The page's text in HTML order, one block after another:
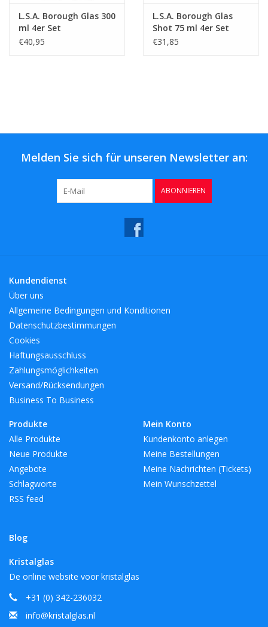
L.S.A. Borough Glas 300
ml 4er Set
€40,95
L.S.A. Borough Glas
Shot 75 ml 4er Set
€31,85
Melden Sie sich für unseren Newsletter an:
ABONNIEREN
Kundendienst
Über uns
Allgemeine Bedingungen und Konditionen
Datenschutzbestimmungen
Cookies
Haftungsausschluss
Zahlungsmöglichkeiten
Versand/Rücksendungen
Business To Business
Produkte
Alle Produkte
Neue Produkte
Angebote
Schlagworte
RSS feed
Blog
Mein Konto
Kundenkonto anlegen
Meine Bestellungen
Meine Nachrichten (Tickets)
Mein Wunschzettel
Kristalglas
De online website voor kristalglas
+31 (0) 342-236032
info@kristalglas.nl